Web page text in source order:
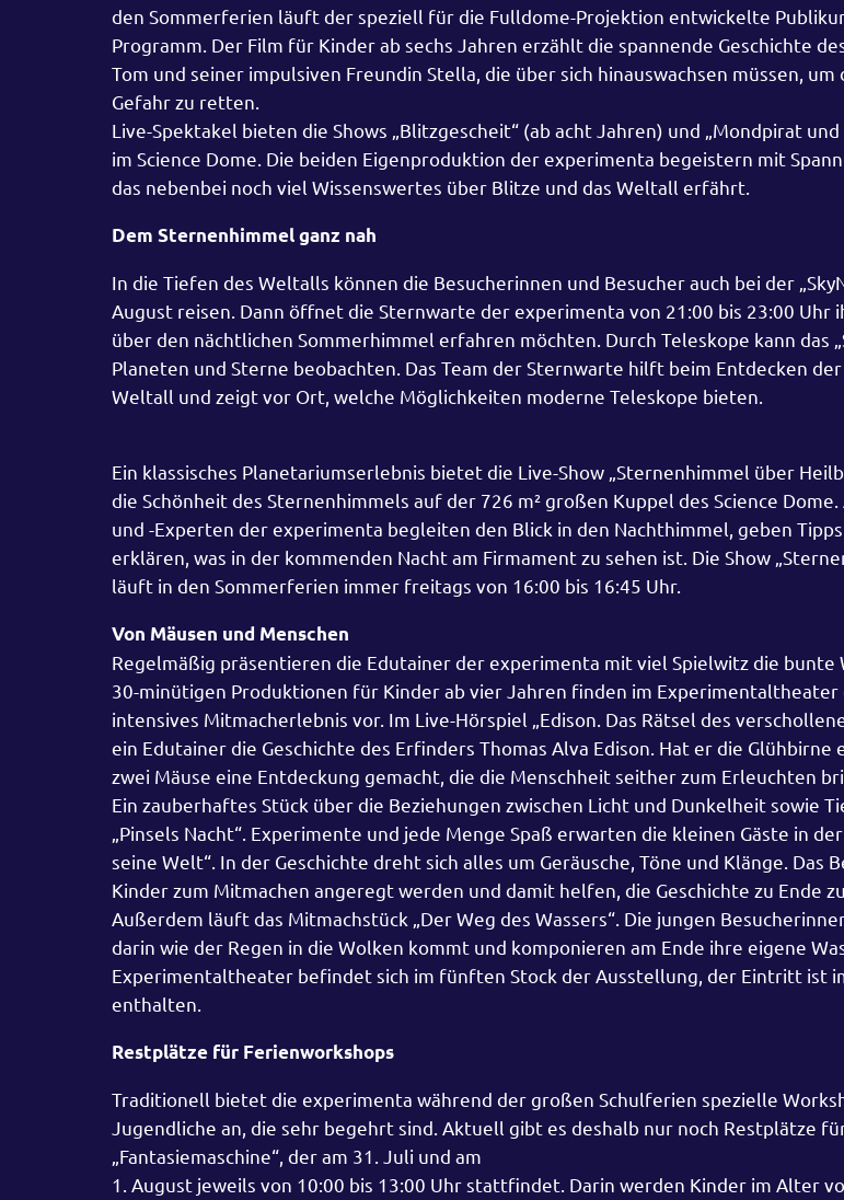
den Sommerferien läuft der speziell für die Fulldome-Projektion entwickelte
Programm. Der Film für Kinder ab sechs Jahren erzählt die spannende Geschichte
Tom und seiner impulsiven Freundin Stella, die über sich hinauswachsen müssen,
Gefahr zu retten.
Live-Spektakel bieten die Shows „Blitzgescheit“ (ab acht Jahren) und „Mondpirat
im Science Dome. Die beiden Eigenproduktion der experimenta begeistern mit
das nebenbei noch viel Wissenswertes über Blitze und das Weltall erfährt.
Dem Sternenhimmel ganz nah
In die Tiefen des Weltalls können die Besucherinnen und Besucher auch bei der
August reisen. Dann öffnet die Sternwarte der experimenta von 21:00 bis 23:00 Uhr
über den nächtlichen Sommerhimmel erfahren möchten. Durch Teleskope kann das
Planeten und Sterne beobachten. Das Team der Sternwarte hilft beim Entdecken
Weltall und zeigt vor Ort, welche Möglichkeiten moderne Teleskope bieten.
Ein klassisches Planetariumserlebnis bietet die Live-Show „Sternenhimmel über
die Schönheit des Sternenhimmels auf der 726 m² großen Kuppel des Science
und -Experten der experimenta begleiten den Blick in den Nachthimmel, geben
erklären, was in der kommenden Nacht am Firmament zu sehen ist. Die Show
läuft in den Sommerferien immer freitags von 16:00 bis 16:45 Uhr.
Von Mäusen und Menschen
Regelmäßig präsentieren die Edutainer der experimenta mit viel Spielwitz die bunte
30-minütigen Produktionen für Kinder ab vier Jahren finden im Experimentaltheater
intensives Mitmacherlebnis vor. Im Live-Hörspiel „Edison. Das Rätsel des
ein Edutainer die Geschichte des Erfinders Thomas Alva Edison. Hat er die
zwei Mäuse eine Entdeckung gemacht, die die Menschheit seither zum Erleuchten
Ein zauberhaftes Stück über die Beziehungen zwischen Licht und Dunkelheit sowie
„Pinsels Nacht“. Experimente und jede Menge Spaß erwarten die kleinen Gäste in
seine Welt“. In der Geschichte dreht sich alles um Geräusche, Töne und Klänge. Das
Kinder zum Mitmachen angeregt werden und damit helfen, die Geschichte zu Ende
Außerdem läuft das Mitmachstück „Der Weg des Wassers“. Die jungen
darin wie der Regen in die Wolken kommt und komponieren am Ende ihre eigene
Experimentaltheater befindet sich im fünften Stock der Ausstellung, der Eintritt ist
enthalten.
Restplätze für Ferienworkshops
Traditionell bietet die experimenta während der großen Schulferien spezielle
Jugendliche an, die sehr begehrt sind. Aktuell gibt es deshalb nur noch Restplätze
„Fantasiemaschine“, der am 31. Juli und am
1. August jeweils von 10:00 bis 13:00 Uhr stattfindet. Darin werden Kinder im Alter